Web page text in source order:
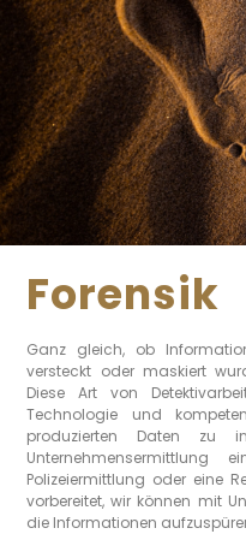
Forensik
Ganz gleich, ob
versteckt oder maskiert
Diese Art von
Technologie und
produzierten Daten zu
Unternehmensermittlung
Polizeiermittlung oder eine
vorbereitet, wir können mit
die Informationen